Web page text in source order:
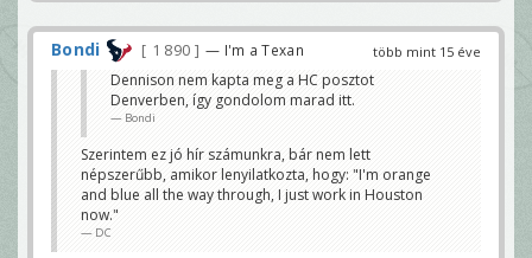
több mint 15 éve
Bondi 1 890 — I'm a Texan
Dennison nem kapta meg a HC posztot
Denverben, így gondolom marad itt.
Bondi
Szerintem ez jó hír számunkra, bár nem lett
népszerűbb, amikor lenyilatkozta, hogy: "I'm orange
and blue all the way through, I just work in Houston
now."
DC